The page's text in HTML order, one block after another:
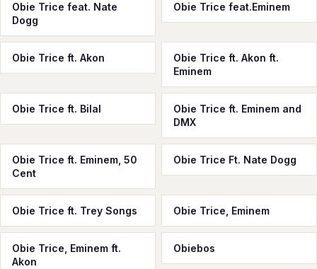
Obie Trice feat. Nate
Dogg
Obie Trice feat.Eminem
Obie Trice ft. Akon
Obie Trice ft. Akon ft.
Eminem
Obie Trice ft. Bilal
Obie Trice ft. Eminem and
DMX
Obie Trice ft. Eminem, 50
Cent
Obie Trice Ft. Nate Dogg
Obie Trice ft. Trey Songs Obie Trice, Eminem
Obie Trice, Eminem ft.
Akon
Obiebos